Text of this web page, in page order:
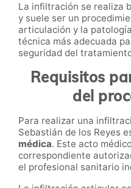
La infiltración se realiza
y suele ser un
articulación y la
técnica más adecuada
seguridad del
Requisitos
del
Para realizar una
Sebastián de los Reyes
médica. Este acto
correspondiente
el profesional sanitario